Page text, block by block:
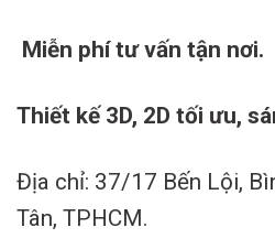
Miễn phí tư vấn tận nơi.
Thiết kế 3D, 2D tối ưu,
Địa chỉ: 37/17 Bến Lội,
Tân, TPHCM.